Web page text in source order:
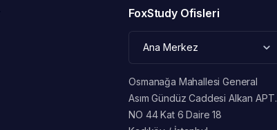
FoxStudy Ofisleri
Osmanağa Mahallesi General
Asım Gündüz Caddesi Alkan APT.
NO 44 Kat 6 Daire 18